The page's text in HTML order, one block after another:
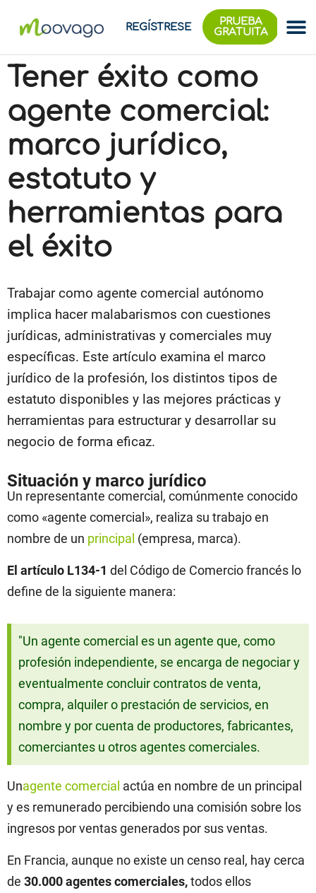
REGÍSTRESE
PRUEBA
GRATUITA
Tener éxito como
agente comercial:
marco jurídico,
estatuto y
herramientas para
el éxito
Trabajar como agente comercial autónomo
implica hacer malabarismos con cuestiones
jurídicas, administrativas y comerciales muy
específicas. Este artículo examina el marco
jurídico de la profesión, los distintos tipos de
estatuto disponibles y las mejores prácticas y
herramientas para estructurar y desarrollar su
negocio de forma eficaz.
Situación y marco jurídico
Un representante comercial, comúnmente conocido
como «agente comercial», realiza su trabajo en
nombre de un principal (empresa, marca).
El artículo L134-1 del Código de Comercio francés lo
define de la siguiente manera:
"Un agente comercial es un agente que, como
profesión independiente, se encarga de negociar y
eventualmente concluir contratos de venta,
compra, alquiler o prestación de servicios, en
nombre y por cuenta de productores, fabricantes,
comerciantes u otros agentes comerciales.
Unagente comercial actúa en nombre de un principal
y es remunerado percibiendo una comisión sobre los
ingresos por ventas generados por sus ventas.
En Francia, aunque no existe un censo real, hay cerca
de 30.000 agentes comerciales,todos ellos